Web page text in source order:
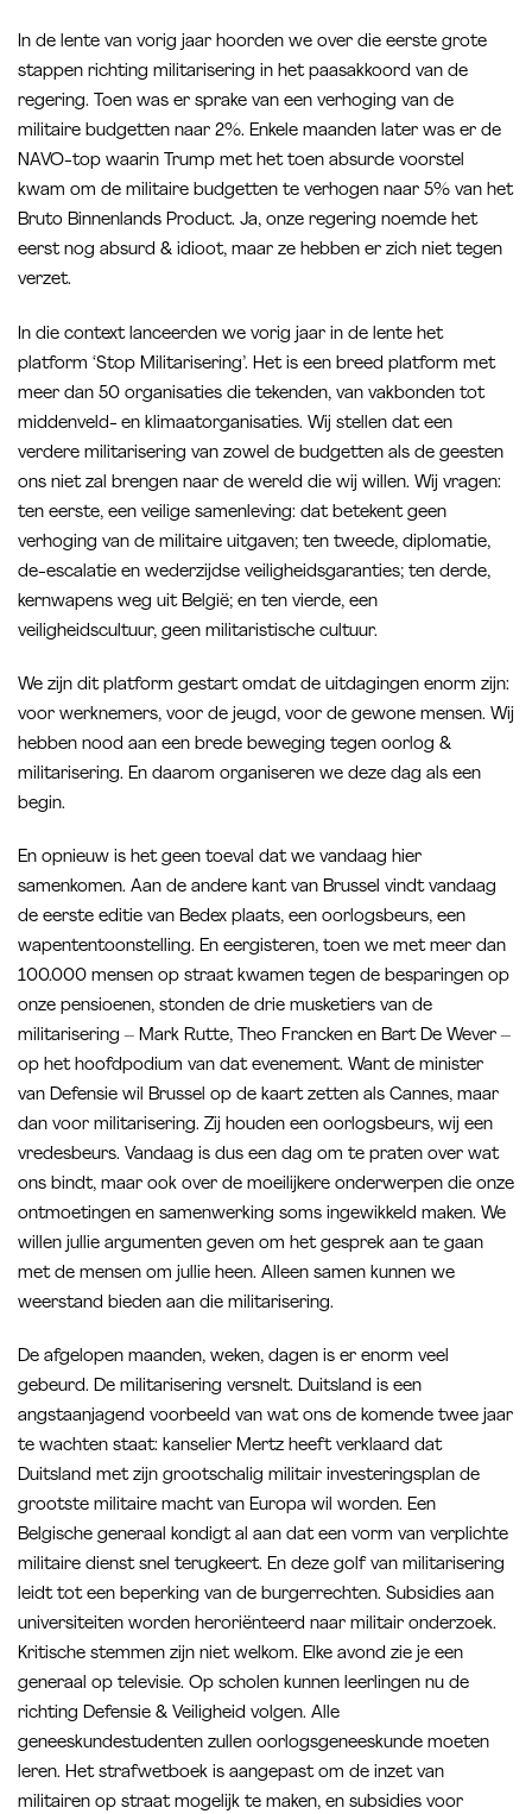
In de lente van vorig jaar hoorden we over die eerste grote
stappen richting militarisering in het paasakkoord van de
regering. Toen was er sprake van een verhoging van de
militaire budgetten naar 2%. Enkele maanden later was er de
NAVO-top waarin Trump met het toen absurde voorstel
kwam om de militaire budgetten te verhogen naar 5% van het
Bruto Binnenlands Product. Ja, onze regering noemde het
eerst nog absurd & idioot, maar ze hebben er zich niet tegen
verzet.
In die context lanceerden we vorig jaar in de lente het
platform ‘Stop Militarisering’. Het is een breed platform met
meer dan 50 organisaties die tekenden, van vakbonden tot
middenveld- en klimaatorganisaties. Wij stellen dat een
verdere militarisering van zowel de budgetten als de geesten
ons niet zal brengen naar de wereld die wij willen. Wij vragen:
ten eerste, een veilige samenleving: dat betekent geen
verhoging van de militaire uitgaven; ten tweede, diplomatie,
de-escalatie en wederzijdse veiligheidsgaranties; ten derde,
kernwapens weg uit België; en ten vierde, een
veiligheidscultuur, geen militaristische cultuur.
We zijn dit platform gestart omdat de uitdagingen enorm zijn:
voor werknemers, voor de jeugd, voor de gewone mensen. Wij
hebben nood aan een brede beweging tegen oorlog &
militarisering. En daarom organiseren we deze dag als een
begin.
En opnieuw is het geen toeval dat we vandaag hier
samenkomen. Aan de andere kant van Brussel vindt vandaag
de eerste editie van Bedex plaats, een oorlogsbeurs, een
wapententoonstelling. En eergisteren, toen we met meer dan
100.000 mensen op straat kwamen tegen de besparingen op
onze pensioenen, stonden de drie musketiers van de
militarisering – Mark Rutte, Theo Francken en Bart De Wever –
op het hoofdpodium van dat evenement. Want de minister
van Defensie wil Brussel op de kaart zetten als Cannes, maar
dan voor militarisering. Zij houden een oorlogsbeurs, wij een
vredesbeurs. Vandaag is dus een dag om te praten over wat
ons bindt, maar ook over de moeilijkere onderwerpen die onze
ontmoetingen en samenwerking soms ingewikkeld maken. We
willen jullie argumenten geven om het gesprek aan te gaan
met de mensen om jullie heen. Alleen samen kunnen we
weerstand bieden aan die militarisering.
De afgelopen maanden, weken, dagen is er enorm veel
gebeurd. De militarisering versnelt. Duitsland is een
angstaanjagend voorbeeld van wat ons de komende twee jaar
te wachten staat: kanselier Mertz heeft verklaard dat
Duitsland met zijn grootschalig militair investeringsplan de
grootste militaire macht van Europa wil worden. Een
Belgische generaal kondigt al aan dat een vorm van verplichte
militaire dienst snel terugkeert. En deze golf van militarisering
leidt tot een beperking van de burgerrechten. Subsidies aan
universiteiten worden heroriënteerd naar militair onderzoek.
Kritische stemmen zijn niet welkom. Elke avond zie je een
generaal op televisie. Op scholen kunnen leerlingen nu de
richting Defensie & Veiligheid volgen. Alle
geneeskundestudenten zullen oorlogsgeneeskunde moeten
leren. Het strafwetboek is aangepast om de inzet van
militairen op straat mogelijk te maken, en subsidies voor